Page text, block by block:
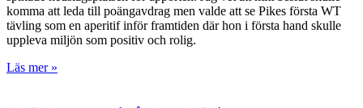
komma att leda till poängavdrag men valde att se Pikes första WT
tävling som en aperitif inför framtiden där hon i första hand skulle
uppleva miljön som positiv och rolig.
Läs mer »